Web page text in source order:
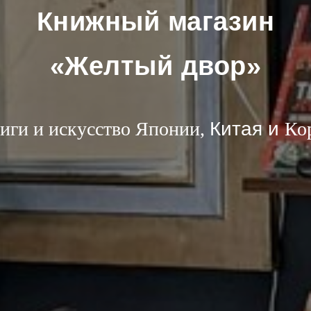
Книжный магазин
«Желтый двор»
и искусство Японии, Китая и